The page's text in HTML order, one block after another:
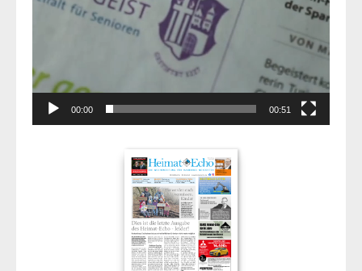
00:00 00:51